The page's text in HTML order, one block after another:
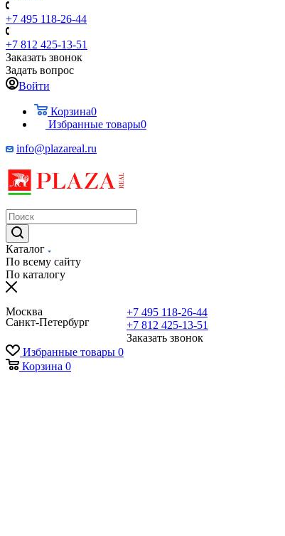
+7 495 118-26-44
+7 812 425-13-51
Заказать звонок
Задать вопрос
Войти
Корзина0
Избранные товары0
info@plazareal.ru
Каталог
По всему сайту
По каталогу
Москва
Санкт-Петербург
+7 495 118-26-44
+7 812 425-13-51
Заказать звонок
Избранные товары 0
Корзина 0